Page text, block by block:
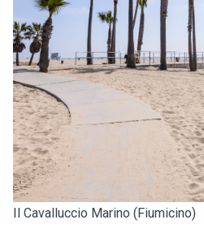
Il Cavalluccio Marino (Fiumicino)